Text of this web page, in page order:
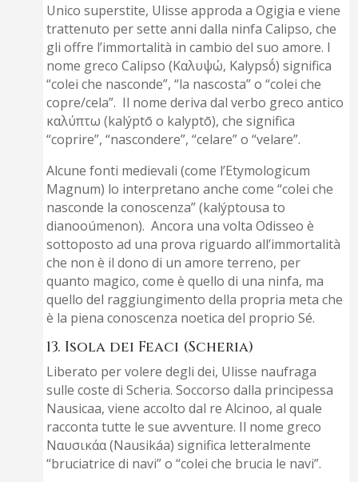
Unico superstite, Ulisse approda a Ogigia e viene
trattenuto per sette anni dalla ninfa Calipso, che
gli offre l’immortalità in cambio del suo amore. l
nome greco Calipso (Καλυψώ, Kalypsṓ) significa
“colei che nasconde”, “la nascosta” o “colei che
copre/cela”. Il nome deriva dal verbo greco antico
καλύπτω (kalýptō o kalyptō), che significa
“coprire”, “nascondere”, “celare” o “velare”.
Alcune fonti medievali (come l’Etymologicum
Magnum) lo interpretano anche come “colei che
nasconde la conoscenza” (kalýptousa to
dianooúmenon). Ancora una volta Odisseo è
sottoposto ad una prova riguardo all’immortalità
che non è il dono di un amore terreno, per
quanto magico, come è quello di una ninfa, ma
quello del raggiungimento della propria meta che
è la piena conoscenza noetica del proprio Sé.
13. Isola dei Feaci (Scheria)
Liberato per volere degli dei, Ulisse naufraga
sulle coste di Scheria. Soccorso dalla principessa
Nausicaa, viene accolto dal re Alcinoo, al quale
racconta tutte le sue avventure. Il nome greco
Ναυσικάα (Nausikáa) significa letteralmente
“bruciatrice di navi” o “colei che brucia le navi”.